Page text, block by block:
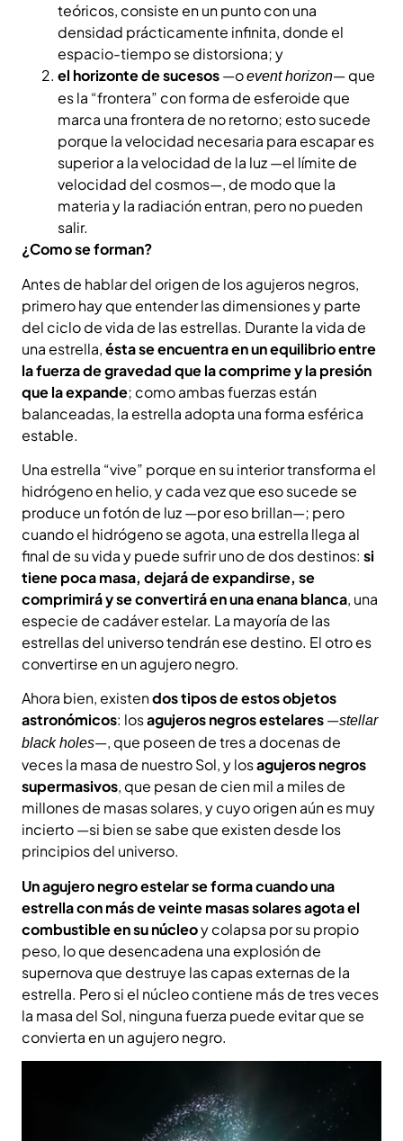
teóricos, consiste en un punto con una
densidad prácticamente infinita, donde el
espacio-tiempo se distorsiona; y
el horizonte de sucesos—oevent horizon— que
es la “frontera” con forma de esferoide que
marca una frontera de no retorno; esto sucede
porque la velocidad necesaria para escapar es
superior a la velocidad de la luz —el límite de
velocidad del cosmos—, de modo que la
materia y la radiación entran, pero no pueden
salir.
¿Como se forman?
Antes de hablar del origen de los agujeros negros,
primero hay que entender las dimensiones y parte
del ciclo de vida de las estrellas. Durante la vida de
una estrella,ésta se encuentra en un equilibrio entre
la fuerza de gravedad que la comprime y la presión
que la expande; como ambas fuerzas están
balanceadas, la estrella adopta una forma esférica
estable.
Una estrella “vive” porque en su interior transforma el
hidrógeno en helio, y cada vez que eso sucede se
produce un fotón de luz —por eso brillan—; pero
cuando el hidrógeno se agota, una estrella llega al
final de su vida y puede sufrir uno de dos destinos: si
tiene poca masa, dejará de expandirse, se
comprimirá y se convertirá en una enana blanca, una
especie de cadáver estelar. La mayoría de las
estrellas del universo tendrán ese destino. El otro es
convertirse en un agujero negro.
Ahora bien, existendos tipos de estos objetos
astronómicos: losagujeros negros estelares—stellar
black holes—, que poseen de tres a docenas de
veces la masa de nuestro Sol, y losagujeros negros
supermasivos, que pesan de cien mil a miles de
millones de masas solares, y cuyo origen aún es muy
incierto —si bien se sabe que existen desde los
principios del universo.
Un agujero negro estelar se forma cuando una
estrella con más de veinte masas solares agota el
combustible en su núcleoy colapsa por su propio
peso, lo que desencadena una explosión de
supernova que destruye las capas externas de la
estrella. Pero si el núcleo contiene más de tres veces
la masa del Sol, ninguna fuerza puede evitar que se
convierta en un agujero negro.